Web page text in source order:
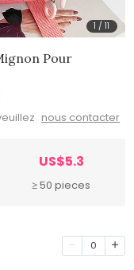
1 /11
Pour
nous contacter
US$5.3
≥ 50 pieces
0